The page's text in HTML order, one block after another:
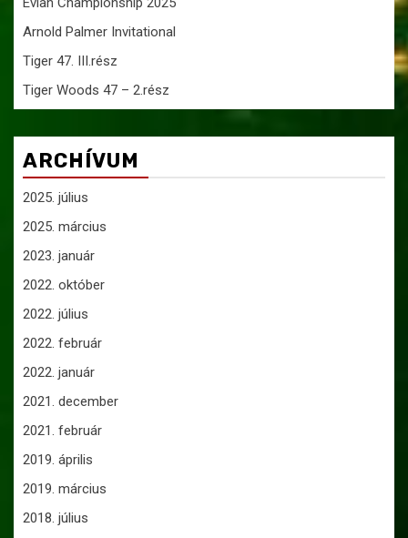
Arnold Palmer Invitational
Tiger 47. III.rész
Tiger Woods 47 – 2.rész
ARCHÍVUM
2025. július
2025. március
2023. január
2022. október
2022. július
2022. február
2022. január
2021. december
2021. február
2019. április
2019. március
2018. július